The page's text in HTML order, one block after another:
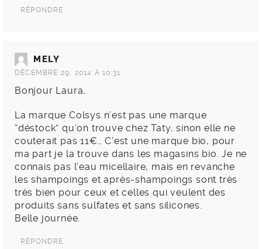
RÉPONDRE
MELY
DÉCEMBRE 29, 2014 À 10:31
Bonjour Laura,
La marque Colsys n’est pas une marque
“déstock” qu’on trouve chez Taty, sinon elle ne
couterait pas 11€… C’est une marque bio, pour
ma part je la trouve dans les magasins bio. Je ne
connais pas l’eau micellaire, mais en revanche
les shampoings et après-shampoings sont très
très bien pour ceux et celles qui veulent des
produits sans sulfates et sans silicones.
Belle journée.
RÉPONDRE